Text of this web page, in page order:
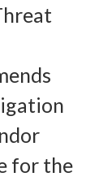
for the